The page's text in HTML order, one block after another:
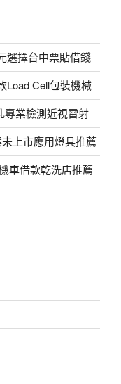
選擇台中票貼借錢
Load Cell包裝機械
專業檢測近視雷射
上市應用燈具推薦
車借款乾洗店推薦